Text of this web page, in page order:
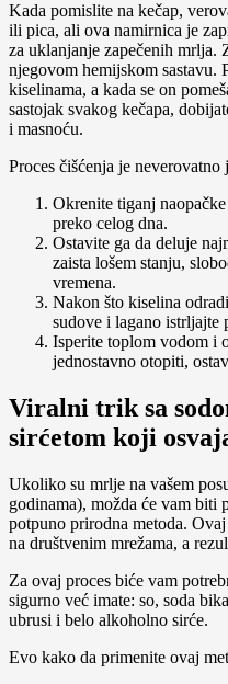
Kada pomislite na kečap,
ili pica, ali ova namirnica je
za uklanjanje zapečenih mrlja.
njegovom hemijskom sastavu.
kiselinama, a kada se on
sastojak svakog kečapa,
i masnoću.
Proces čišćenja je neverovatno
Okrenite tiganj
preko celog dna.
Ostavite ga da deluje
zaista lošem stanju,
vremena.
Nakon što kiselina
sudove i lagano istrljajte
Isperite toplom vodom i
jednostavno otopiti,
Viralni trik sa
sirćetom koji
Ukoliko su mrlje na vašem
godinama), možda će vam biti
potpuno prirodna metoda.
na društvenim mrežama, a
Za ovaj proces biće vam
sigurno već imate: so, soda
ubrusi i belo alkoholno sirće.
Evo kako da primenite ovaj